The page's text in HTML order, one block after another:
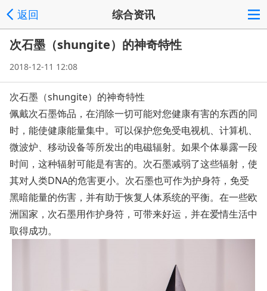
返回 综合资讯
次石墨（shungite）的神奇特性
2018-12-11 12:08
次石墨（shungite）的神奇特性
佩戴次石墨饰品，在消除一切可能对您健康有害的东西的同
时，能使健康能量集中。可以保护您免受电视机、计算机、
微波炉、移动设备等所发出的电磁辐射。如果个体暴露一段
时间，这种辐射可能是有害的。次石墨减弱了这些辐射，使
其对人类DNA的危害更小。次石墨也可作为护身符，免受
黑暗能量的伤害，并有助于恢复人体系统的平衡。在一些欧
洲国家，次石墨用作护身符，可带来好运，并在爱情生活中
取得成功。